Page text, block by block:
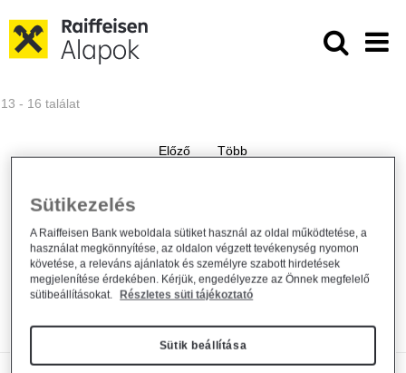
Közzétételek - Raiffeisen
13 - 16 találat
Módosul a Raiffeisen Befektetési
Alapkezelő közzététel 2026. március 24.
Közzététel
Sütikezelés
A Raiffeisen Bank weboldala sütiket használ az oldal működtetése, a
használat megkönnyítése, az oldalon végzett tevékenység nyomon
követése, a releváns ajánlatok és személyre szabott hirdetések
megjelenítése érdekében. Kérjük, engedélyezze az Önnek megfelelő
sütibeállításokat.
Részletes süti tájékoztató
Sütik beállítása